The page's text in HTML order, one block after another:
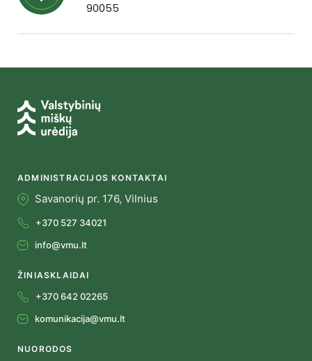
90055
ADMINISTRACIJOS KONTAKTAI
Savanorių pr. 176, Vilnius
+370 527 34021
info@vmu.lt
ŽINIASKLAIDAI
+370 642 02265
komunikacija@vmu.lt
NUORODOS